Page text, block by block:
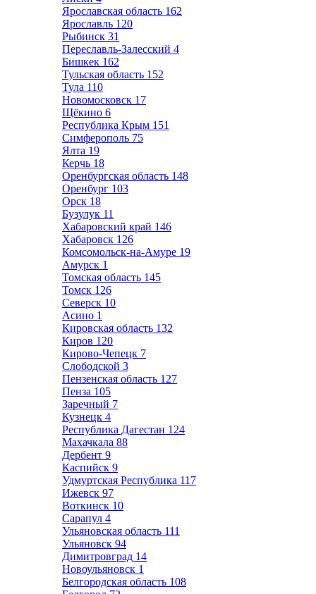
Ярославская область 162
Ярославль 120
Рыбинск 31
Переславль-Залесский 4
Бишкек 162
Тульская область 152
Тула 110
Новомосковск 17
Щёкино 6
Республика Крым 151
Симферополь 75
Ялта 19
Керчь 18
Оренбургская область 148
Оренбург 103
Орск 18
Бузулук 11
Хабаровский край 146
Хабаровск 126
Комсомольск-на-Амуре 19
Амурск 1
Томская область 145
Томск 126
Северск 10
Асино 1
Кировская область 132
Киров 120
Кирово-Чепецк 7
Слободской 3
Пензенская область 127
Пенза 105
Заречный 7
Кузнецк 4
Республика Дагестан 124
Махачкала 88
Дербент 9
Каспийск 9
Удмуртская Республика 117
Ижевск 97
Воткинск 10
Сарапул 4
Ульяновская область 111
Ульяновск 94
Димитровград 14
Новоульяновск 1
Белгородская область 108